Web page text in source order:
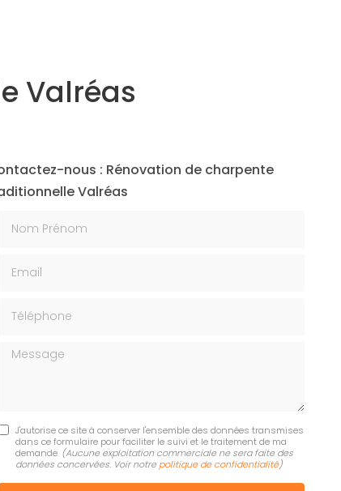
Valréas
nous : Rénovation de charpente
Valréas
Nom Prénom
Email
Téléphone
Message
J'autorise ce site à conserver l'ensemble des données transmises
dans ce formulaire pour faciliter le suivi et le traitement de ma
demande. (Aucune exploitation commerciale ne sera faite des
données concervées. Voir notre politique de confidentialité)